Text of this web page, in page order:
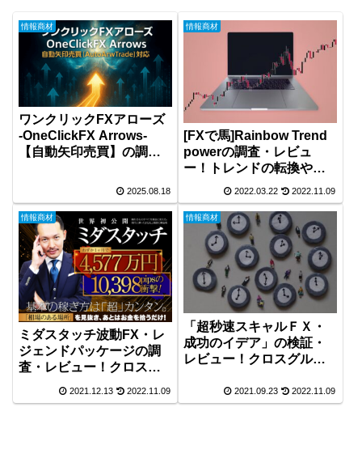
情報商材
ワンクリックFXアローズ
-OneClickFX Arrows-
【自動矢印売買】の調
2025.08.18
情報商材
[FXで馬]Rainbow Trend
powerの調査・レビュ
ー！トレンドの転換や継
続がわかるインジケータ
ーを[FXで馬]氏が開発！
2022.03.22 2022.11.09
情報商材
ミダスタッチ波動FX・レ
ジェンドパッケージの調
査・レビュー！クロスリ
テイリング株式会社のマ
ックス岩本氏が開発！
2021.12.13 2022.11.09
情報商材
「超秒速スキャルＦＸ・
成功のイデア」の検証・
レビュー！クロスグルー
2021.09.23 2022.11.09